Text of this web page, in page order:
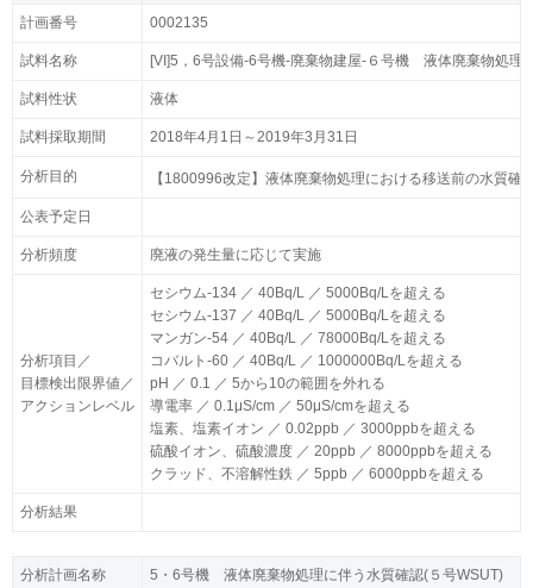
計画番号 0002135
試料名称 [VI]5，6号設備-6号機-廃棄物建屋-６号機 液体廃棄物処理
試料性状 液体
試料採取期間 2018年4月1日～2019年3月31日
分析目的 【1800996改定】液体廃棄物処理における移送前の水質
公表予定日
分析頻度 廃液の発生量に応じて実施
分析項目／
目標検出限界値／
アクションレベル
セシウム-134 ／ 40Bq/L ／ 5000Bq/Lを超える
セシウム-137 ／ 40Bq/L ／ 5000Bq/Lを超える
マンガン-54 ／ 40Bq/L ／ 78000Bq/Lを超える
コバルト-60 ／ 40Bq/L ／ 1000000Bq/Lを超える
pH ／ 0.1 ／ 5から10の範囲を外れる
導電率 ／ 0.1μS/cm ／ 50μS/cmを超える
塩素、塩素イオン ／ 0.02ppb ／ 3000ppbを超える
硫酸イオン、硫酸濃度 ／ 20ppb ／ 8000ppbを超える
クラッド、不溶解性鉄 ／ 5ppb ／ 6000ppbを超える
分析結果
計画番号 0002135
試料名称 [VI]5，6号設備-6号機-廃棄物建屋-６号機 液体廃棄物処理
試料性状 液体
試料採取期間 2018年4月1日～2019年3月31日
分析目的 【1800996改定】液体廃棄物処理における移送前の水質
公表予定日
分析頻度 廃液の発生量に応じて実施
分析項目／
目標検出限界値／
アクションレベル
セシウム-134 ／ 40Bq/L ／ 5000Bq/Lを超える
セシウム-137 ／ 40Bq/L ／ 5000Bq/Lを超える
マンガン-54 ／ 40Bq/L ／ 78000Bq/Lを超える
コバルト-60 ／ 40Bq/L ／ 1000000Bq/Lを超える
pH ／ 0.1 ／ 5から10の範囲を外れる
導電率 ／ 0.1μS/cm ／ 50μS/cmを超える
塩素、塩素イオン ／ 0.02ppb ／ 3000ppbを超える
硫酸イオン、硫酸濃度 ／ 20ppb ／ 8000ppbを超える
クラッド、不溶解性鉄 ／ 5ppb ／ 6000ppbを超える
分析結果
分析計画名称 5・6号機 液体廃棄物処理に伴う水質確認(５号WSUT)
分析計画名称 5・6号機 液体廃棄物処理に伴う水質確認(５号WSUT)